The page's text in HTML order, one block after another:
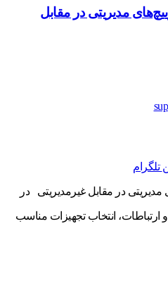
مدیریتی در مقابل
تلگرام
در مقابل غیرمدیریتی در
انتخاب تجهیزات مناسب